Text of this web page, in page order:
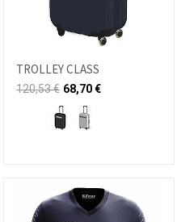
TROLLEY CLASS
120,53€ 68,70€